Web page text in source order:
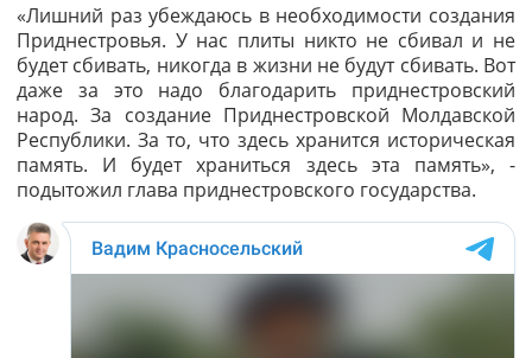
«Лишний раз убеждаюсь в необходимости создания
Приднестровья. У нас плиты никто не сбивал и не
будет сбивать, никогда в жизни не будут сбивать. Вот
даже за это надо благодарить приднестровский
народ. За создание Приднестровской Молдавской
Республики. За то, что здесь хранится историческая
память. И будет храниться здесь эта память», -
подытожил глава приднестровского государства.